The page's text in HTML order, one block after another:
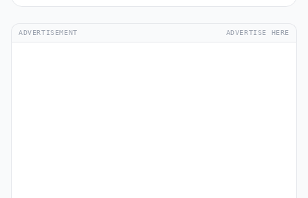
ADVERTISEMENT ADVERTISE HERE